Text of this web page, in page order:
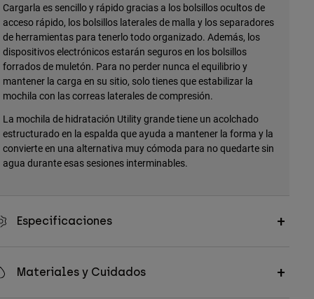
Cargarla es sencillo y rápido gracias a los bolsillos ocultos de
acceso rápido, los bolsillos laterales de malla y los separadores
de herramientas para tenerlo todo organizado. Además, los
dispositivos electrónicos estarán seguros en los bolsillos
forrados de muletón. Para no perder nunca el equilibrio y
mantener la carga en su sitio, solo tienes que estabilizar la
mochila con las correas laterales de compresión.
La mochila de hidratación Utility grande tiene un acolchado
estructurado en la espalda que ayuda a mantener la forma y la
convierte en una alternativa muy cómoda para no quedarte sin
agua durante esas sesiones interminables.
Especificaciones
Materiales y Cuidados